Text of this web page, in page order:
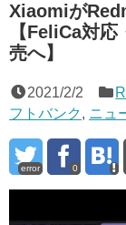
Xiaomiが
【FeliCa対
売へ】
2021/2/2
フトバンク , ニュ
error 0